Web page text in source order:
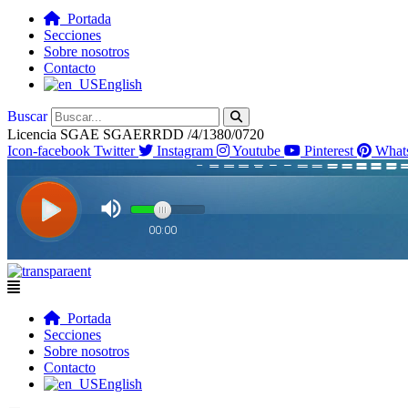
Portada
Secciones
Sobre nosotros
Contacto
English
Buscar
Licencia SGAE SGAERRDD /4/1380/0720
Icon-facebook Twitter Instagram Youtube Pinterest
Flyout
Portada
Secciones
Sobre nosotros
Contacto
English